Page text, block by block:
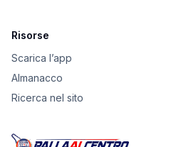
Risorse
Scarica l’app
Almanacco
Ricerca nel sito